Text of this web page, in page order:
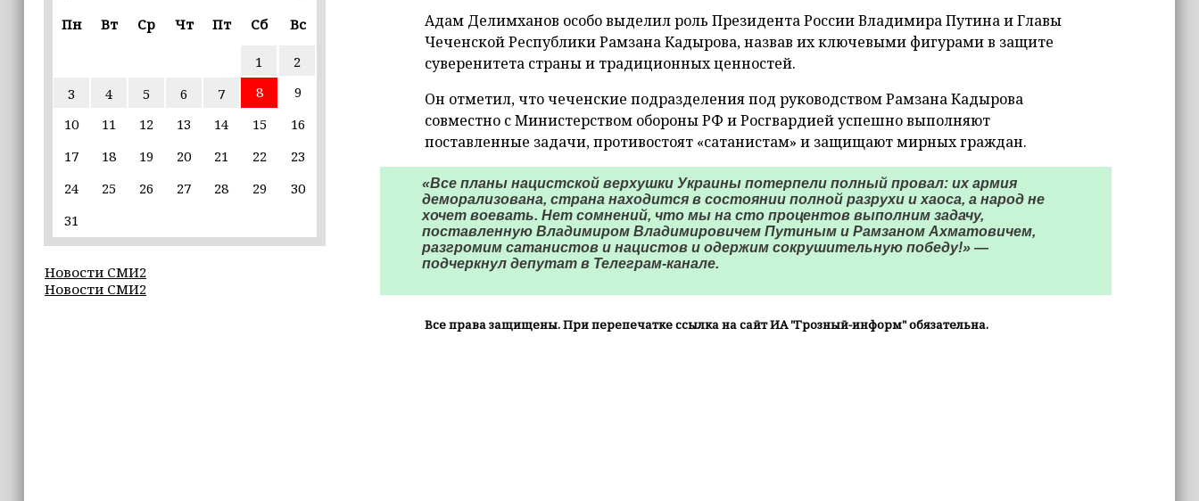
въездной — на 20,1%
Из бюджета Чечни дополнительно
выделено 505 млн рублей
пострадавшим от паводков
15:35
— стать большой
Избирательные участки Шатоя
готовы к приёму голосов
Пн
Вт Ср Чт Пт Сб Вс
1
2
3
4 5 6 7 8
9
10
11 12 13 14 15
16
17
18 19 20 21 22
23
24
25 26 27 28 29
30
31
Новости СМИ2
Новости СМИ2
Адам Делимханов особо выделил роль Президента России Владимира Путина и Главы
Чеченской Республики Рамзана Кадырова, назвав их ключевыми фигурами в защите
суверенитета страны и традиционных ценностей.
Он отметил, что чеченские подразделения под руководством Рамзана Кадырова
совместно с Министерством обороны РФ и Росгвардией успешно выполняют
поставленные задачи, противостоят «сатанистам» и защищают мирных граждан.
«Все планы нацистской верхушки Украины потерпели полный провал: их армия
деморализована, страна находится в состоянии полной разрухи и хаоса, а народ не
хочет воевать. Нет сомнений, что мы на сто процентов выполним задачу,
поставленную Владимиром Владимировичем Путиным и Рамзаном Ахматовичем,
разгромим сатанистов и нацистов и одержим сокрушительную победу!» —
подчеркнул депутат в Телеграм-канале.
Все права защищены. При перепечатке ссылка на сайт ИА "Грозный-информ" обязательна.